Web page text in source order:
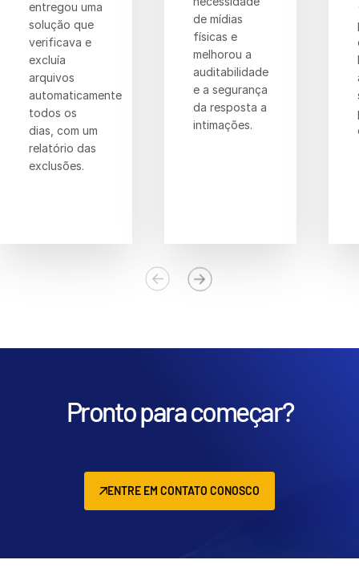
entregou uma
solução que
verificava e
excluía
arquivos
automaticamente
todos os
dias, com um
relatório das
exclusões.
de mídias
físicas e
melhorou a
auditabilidade
e a segurança
da resposta a
intimações.
Pronto para começar?
ENTRE EM CONTATO CONOSCO